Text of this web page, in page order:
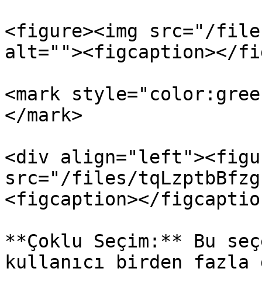
<figure><img src="/files/
alt=""><figcaption></
<mark
</mark>
<div
src="/files/
<figcaption></
**Çoklu Seçim:** Bu
kullanıcı birden